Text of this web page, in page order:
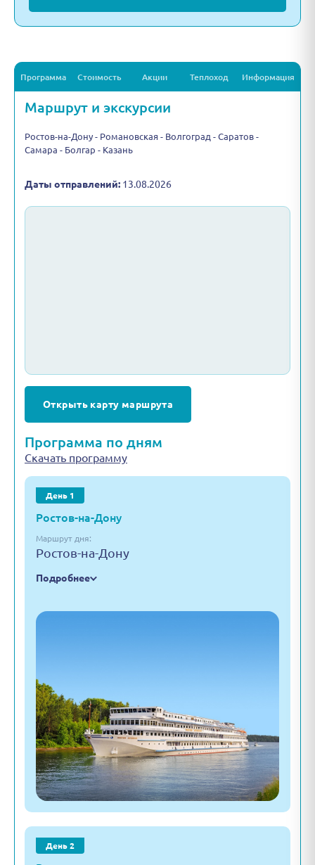
Программа Стоимость Акции Теплоход Информация
Маршрут и экскурсии
Ростов-на-Дону - Романовская - Волгоград - Саратов -
Самара - Болгар - Казань
Даты отправлений: 13.08.2026
Открыть карту маршрута
Программа по дням
Скачать программу
День 1
Ростов-на-Дону
Маршрут дня:
Ростов-на-Дону
Подробнее
День 2